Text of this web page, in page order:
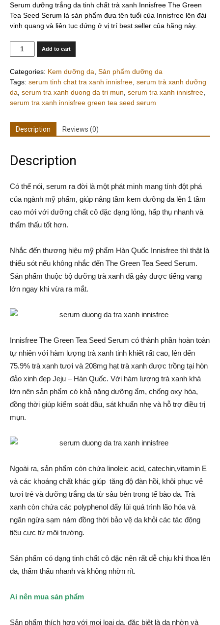
Serum dưỡng trắng da tinh chất trà xanh Innisfree The Green
Tea Seed Serum là sản phẩm đưa tên tuổi của Innisfree lên đài
vinh quang và liên tục đứng ở vị trí best seller của hãng này.
Quantity Add to cart
Categories: Kem dưỡng da Sản phẩm dưỡng da
Tags: serum tinh chat tra xanh innisfree serum trà xanh dưỡng
da serum tra xanh duong da tri mun serum tra xanh innisfree
serum tra xanh innisfree green tea seed serum
Description Reviews (0)
Description
Có thể nói, serum ra đời là một phát minh mang tính đột phá
của ngành mỹ phẩm, giúp nâng tầm kem dưỡng da lên 1 tầm
cao mới với dưỡng chất cô đặc dạng lỏng, hấp thụ nhanh và
thẩm thấu tốt hơn.
Nhắc đến thương hiệu mỹ phẩm Hàn Quốc Innisfree thì thật là
thiếu sót nếu không nhắc đến The Green Tea Seed Serum.
Sản phẩm thuộc bộ dưỡng trà xanh đã gây được tiếng vang
lớn ngay khi vừa ra mắt.
Innisfree The Green Tea Seed Serum có thành phần hoàn toàn
tự nhiên với hàm lượng trà xanh tinh khiết rất cao, lên đến
75.9% trà xanh tươi và 208mg hạt trà xanh được trồng tại hòn
đảo xinh đẹp Jeju – Hàn Quốc. Với hàm lượng trà xanh khá
lớn nên sản phẩm có khả năng dưỡng ẩm, chống oxy hóa,
đồng thời giúp kiểm soát dầu, sát khuẩn nhẹ và hỗ trợ điều trị
mụn.
Ngoài ra, sản phẩm còn chứa linoleic acid, catechin,vitamin E
và các khoáng chất khác giúp tăng độ đàn hồi, khôi phục vẻ
tươi trẻ và dưỡng trắng da từ sâu bên trong tế bào da. Trà
xanh còn chứa các polyphenol đẩy lùi quá trình lão hóa và
ngăn ngừa sạm nám đồng thời bảo vệ da khỏi các tác động
tiêu cực từ môi trường.
Sản phẩm có dạng tinh chất cô đặc nên rất dễ chịu khi thoa lên
da, thẩm thấu nhanh và không nhờn rít.
Ai nên mua sản phẩm
Sản phẩm thích hợp với mọi loại da, đặc biệt là da nhờn và